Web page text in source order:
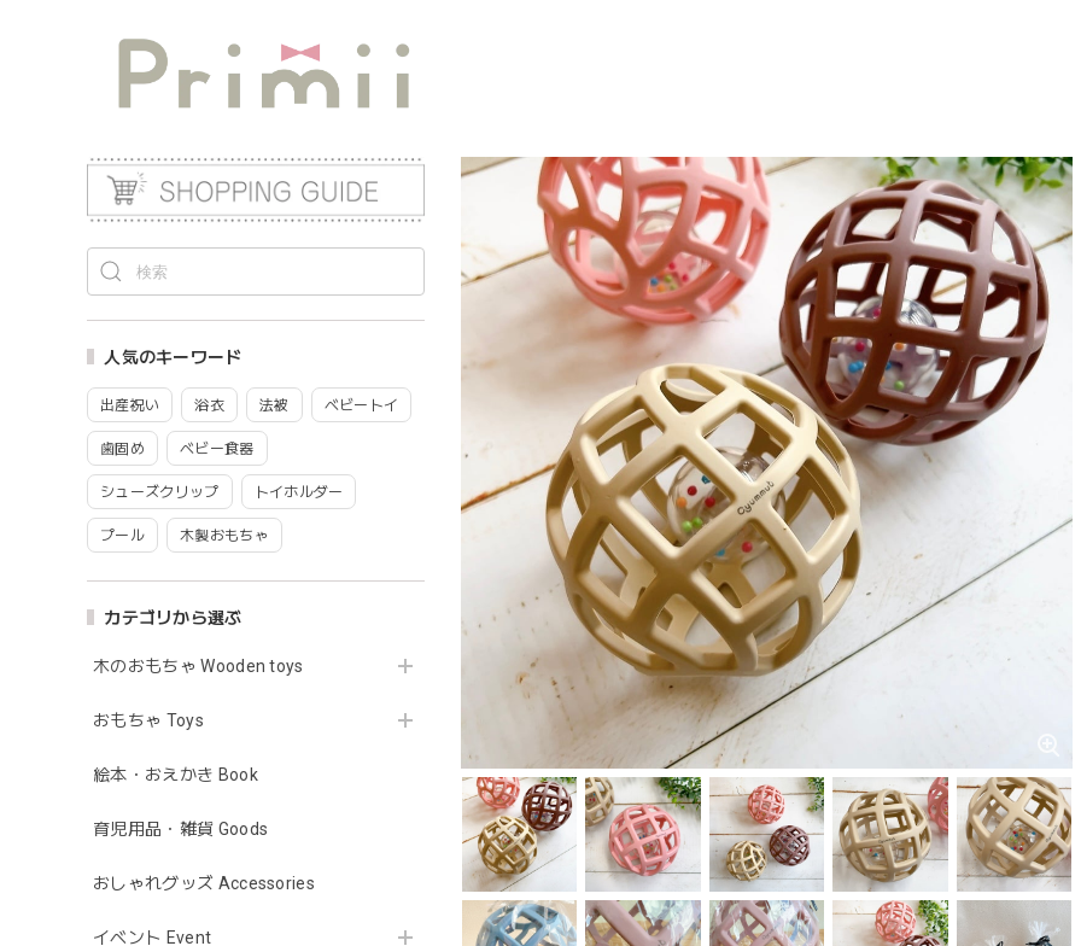
人気のキーワード
出産祝い 浴衣 法被 ベビートイ
歯固め ベビー食器
シューズクリップ トイホルダー
プール 木製おもちゃ
カテゴリから選ぶ
木のおもちゃ Wooden toys
おもちゃ Toys
絵本・おえかき Book
育児用品・雑貨 Goods
おしゃれグッズ Accessories
イベント Event